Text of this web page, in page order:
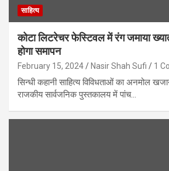
साहित्य
कोटा लिटरेचर फेस्टिवल में रंग जमाया
होगा समापन
February 15, 2024 Nasir Shah Sufi 1
सिन्धी कहानी साहित्य विविधताओं का अनमोल
राजकीय सार्वजनिक पुस्तकालय में पांच…